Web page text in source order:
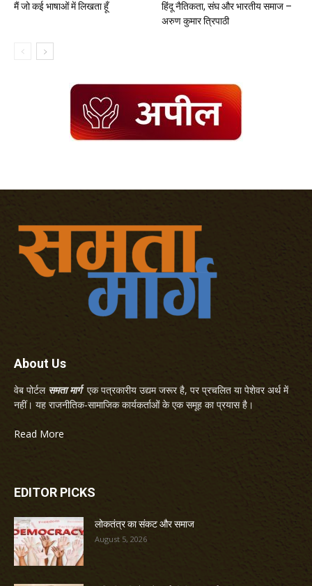
मैं जो कई भाषाओं में लिखता हूँ
हिंदू नैतिकता, संघ और भारतीय समाज –
अरुण कुमार त्रिपाठी
About Us
वेब पोर्टल समता मार्गएक पत्रकारीय उद्यम जरूर है, पर प्रचलित या पेशेवर अर्थ में
नहीं। यह राजनीतिक-सामाजिक कार्यकर्ताओं के एक समूह का प्रयास है।
Read More
EDITOR PICKS
लोकतंत्र का संकट और समाज
August 5, 2026